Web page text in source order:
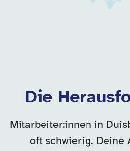
Die
Mitarbeiter:innen in
oft schwierig. Deine